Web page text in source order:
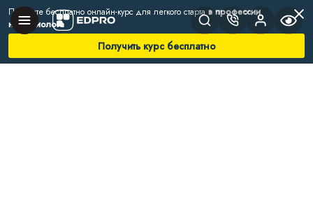
Получите бесплатно онлайн-курс для легкого стартав профессии
нутрициолога
Получить курс бесплатно